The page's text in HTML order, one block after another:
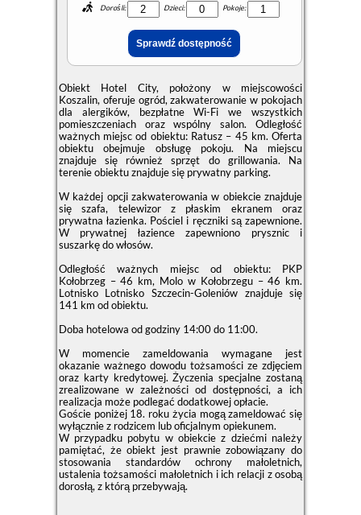
Dorośli: Dzieci: Pokoje:
Obiekt Hotel City, położony w miejscowości
Koszalin, oferuje ogród, zakwaterowanie w pokojach
dla alergików, bezpłatne Wi-Fi we wszystkich
pomieszczeniach oraz wspólny salon. Odległość
ważnych miejsc od obiektu: Ratusz – 45 km. Oferta
obiektu obejmuje obsługę pokoju. Na miejscu
znajduje się również sprzęt do grillowania. Na
terenie obiektu znajduje się prywatny parking.
W każdej opcji zakwaterowania w obiekcie znajduje
się szafa, telewizor z płaskim ekranem oraz
prywatna łazienka. Pościel i ręczniki są zapewnione.
W prywatnej łazience zapewniono prysznic i
suszarkę do włosów.
Odległość ważnych miejsc od obiektu: PKP
Kołobrzeg – 46 km, Molo w Kołobrzegu – 46 km.
Lotnisko Lotnisko Szczecin-Goleniów znajduje się
141 km od obiektu.
Doba hotelowa od godziny 14:00do 11:00.
W momencie zameldowania wymagane jest
okazanie ważnego dowodu tożsamości ze zdjęciem
oraz karty kredytowej. Życzenia specjalne zostaną
zrealizowane w zależności od dostępności, a ich
realizacja może podlegać dodatkowej opłacie.
Goście poniżej 18. roku życia mogą zameldować się
wyłącznie z rodzicem lub oficjalnym opiekunem.
W przypadku pobytu w obiekcie z dziećmi należy
pamiętać, że obiekt jest prawnie zobowiązany do
stosowania standardów ochrony małoletnich,
ustalenia tożsamości małoletnich i ich relacji z osobą
dorosłą, z którą przebywają.